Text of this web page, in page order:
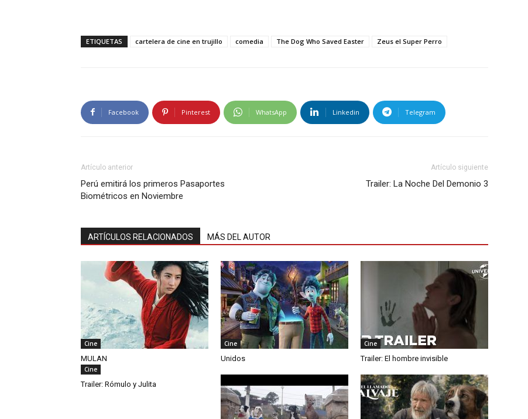
ETIQUETAS cartelera de cine en trujillo comedia The Dog Who Saved Easter Zeus el Super Perro
Facebook Pinterest WhatsApp Linkedin Telegram
Artículo anterior
Perú emitirá los primeros Pasaportes
Biométricos en Noviembre
Artículo siguiente
Trailer: La Noche Del Demonio 3
ARTÍCULOS RELACIONADOS MÁS DEL AUTOR
Cine
MULAN
Cine
Unidos
Cine
Trailer: El hombre invisible
Cine
Trailer: Rómulo y Julita